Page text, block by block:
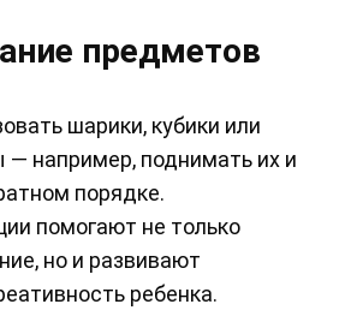
предметов
шарики, кубики или
— например, поднимать их и
порядке.
помогают не только
но и развивают
ребенка.